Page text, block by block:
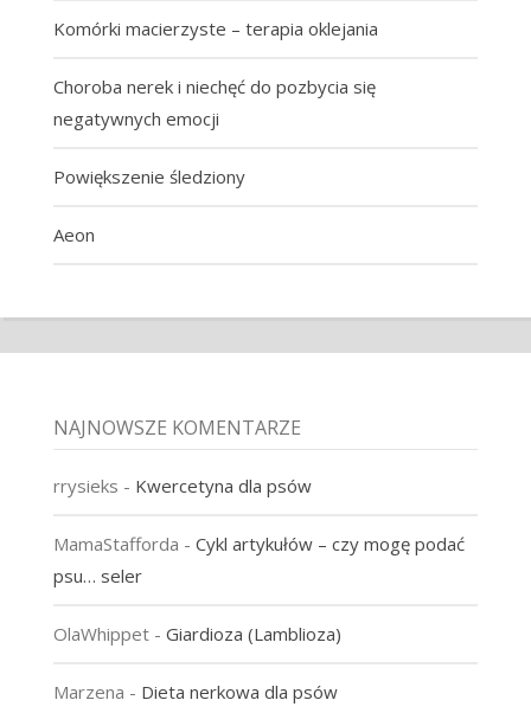
Komórki macierzyste – terapia oklejania
Choroba nerek i niechęć do pozbycia się
negatywnych emocji
Powiększenie śledziony
Aeon
NAJNOWSZE KOMENTARZE
rrysieks - Kwercetyna dla psów
MamaStafforda - Cykl artykułów – czy mogę podać
psu… seler
OlaWhippet- Giardioza (Lamblioza)
Marzena - Dieta nerkowa dla psów